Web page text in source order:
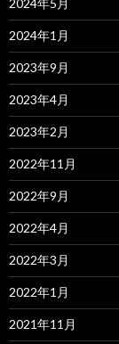
2024年5月
2024年1月
2023年9月
2023年4月
2023年2月
2022年11月
2022年9月
2022年4月
2022年3月
2022年1月
2021年11月